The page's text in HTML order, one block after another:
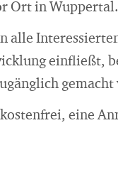
Ort in Wuppertal.
alle
einfließt,
gemacht
eine